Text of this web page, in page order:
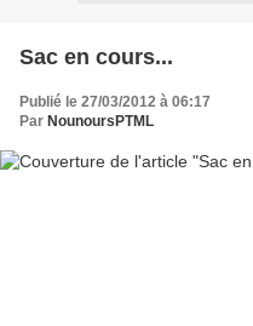
Sac en cours...
Publié le 27/03/2012 à 06:17
Par NounoursPTML